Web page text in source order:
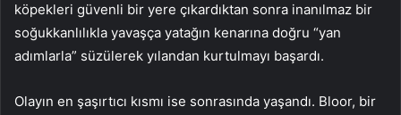
köpekleri güvenli bir yere çıkardıktan sonra inanılmaz bir
soğukkanlılıkla yavaşça yatağın kenarına doğru “yan
adımlarla” süzülerek yılandan kurtulmayı başardı.
Olayın en şaşırtıcı kısmı ise sonrasında yaşandı. Bloor, bir